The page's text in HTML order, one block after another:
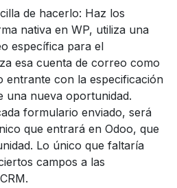
de hacerlo: Haz los
nativa en WP, utiliza una
específica para el
esa cuenta de correo como
entrante con la especificación
una nueva oportunidad.
formulario enviado, será
que entrará en Odoo, que
Lo único que faltaría
campos a las